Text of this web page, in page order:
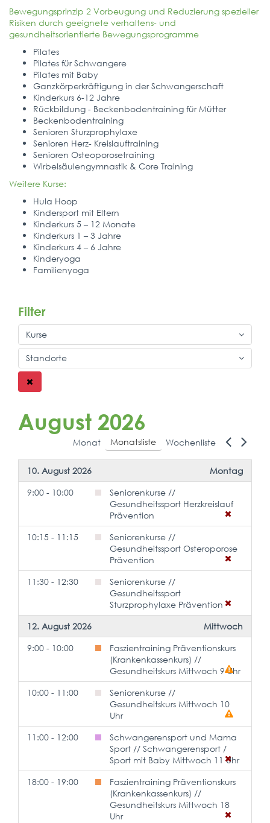
Bewegungsprinzip 2 Vorbeugung und Reduzierung spezieller
Risiken durch geeignete verhaltens- und
gesundheitsorientierte Bewegungsprogramme
Pilates
Pilates für Schwangere
Pilates mit Baby
Ganzkörperkräftigung in der Schwangerschaft
Kinderkurs 6-12 Jahre
Rückbildung - Beckenbodentraining für Mütter
Beckenbodentraining
Senioren Sturzprophylaxe
Senioren Herz- Kreislauftraining
Senioren Osteoporosetraining
Wirbelsäulengymnastik & Core Training
Weitere Kurse:
Hula Hoop
Kindersport mit Eltern
Kinderkurs 5 – 12 Monate
Kinderkurs 1 – 3 Jahre
Kinderkurs 4 – 6 Jahre
Kinderyoga
Familienyoga
Filter
Kurse
Standorte
August 2026
Monat Monatsliste Wochenliste
10. August 2026
Montag
9:00 - 10:00
Seniorenkurse //
Gesundheitssport Herzkreislauf
Prävention
10:15 - 11:15
Seniorenkurse //
Gesundheitssport Osteroporose
Prävention
11:30 - 12:30
Seniorenkurse //
Gesundheitssport
Sturzprophylaxe Prävention
12. August 2026
Mittwoch
9:00 - 10:00
Faszientraining Präventionskurs
(Krankenkassenkurs) //
Gesundheitskurs Mittwoch 9 Uhr
10:00 - 11:00
Seniorenkurse //
Gesundheitskurs Mittwoch 10
Uhr
11:00 - 12:00
Schwangerensport und Mama
Sport // Schwangerensport /
Sport mit Baby Mittwoch 11 Uhr
18:00 - 19:00
Faszientraining Präventionskurs
(Krankenkassenkurs) //
Gesundheitskurs Mittwoch 18
Uhr